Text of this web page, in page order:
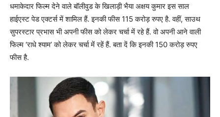
धमाकेदार फिल्म देने वाले बॉलीवुड के खिलाड़ी भैया अक्षय कुमार इस साल
हाईएस्ट पेड एक्टर्स में शामिल हैं. इनकी फीस 115 करोड़ रुपए है. वहीं, साउथ
सुपरस्टार प्रभास भी अपनी फीस को लेकर चर्चा में रहे हैं. वो अपनी आने वाली
फिल्म ‘राधे श्याम’ को लेकर चर्चा में रहें हैं. बता दें कि इनकी 150 करोड़ रुपए
फीस है.